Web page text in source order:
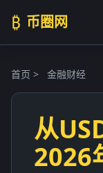
₿ 币圈网
首页 > 金融财经
从
2026